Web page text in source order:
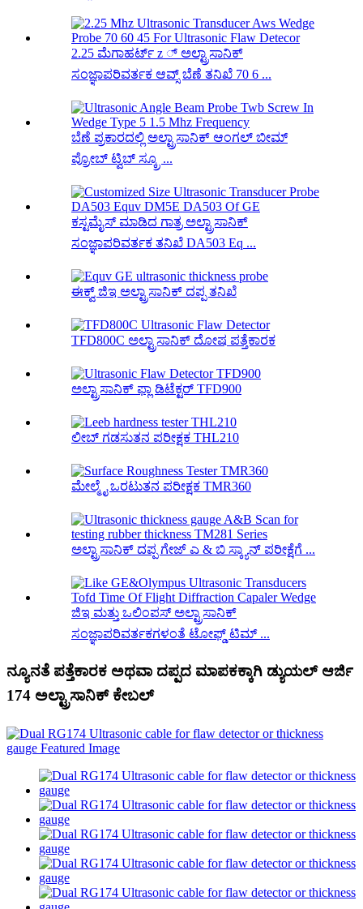
2.25 ಮೆಗಾಹರ್ಟ್ z ್ ಅಲ್ಟ್ರಾಸಾನಿಕ್
ಸಂಜ್ಞಾಪರಿವರ್ತಕ ಆವ್ಸ್ ಬೆಣೆ ತನಿಖೆ 70 6 ...
ಬೆಣೆ ಪ್ರಕಾರದಲ್ಲಿ ಅಲ್ಟ್ರಾಸಾನಿಕ್ ಆಂಗಲ್ ಬೀಮ್
ಪ್ರೋಬ್ ಟ್ವಿಬ್ ಸ್ಕ್ರೂ ...
ಕಸ್ಟಮೈಸ್ ಮಾಡಿದ ಗಾತ್ರ ಅಲ್ಟ್ರಾಸಾನಿಕ್
ಸಂಜ್ಞಾಪರಿವರ್ತಕ ತನಿಖೆ DA503 Eq ...
ಈಕ್ವ್ ಜಿಇ ಅಲ್ಟ್ರಾಸಾನಿಕ್ ದಪ್ಪ ತನಿಖೆ
TFD800C ಅಲ್ಟ್ರಾಸಾನಿಕ್ ದೋಷ ಪತ್ತೆಕಾರಕ
ಅಲ್ಟ್ರಾಸಾನಿಕ್ ಫ್ಲಾ ಡಿಟೆಕ್ಟರ್ TFD900
ಲೀಬ್ ಗಡಸುತನ ಪರೀಕ್ಷಕ THL210
ಮೇಲ್ಮೈ ಒರಟುತನ ಪರೀಕ್ಷಕ TMR360
ಅಲ್ಟ್ರಾಸಾನಿಕ್ ದಪ್ಪ ಗೇಜ್ ಎ & ಬಿ ಸ್ಕ್ಯಾನ್ ಪರೀಕ್ಷೆಗೆ ...
ಜಿಇ ಮತ್ತು ಒಲಿಂಪಸ್ ಅಲ್ಟ್ರಾಸಾನಿಕ್
ಸಂಜ್ಞಾಪರಿವರ್ತಕಗಳಂತೆ ಟೋಫ್ಡ್ ಟಿಮ್ ...
ನ್ಯೂನತೆ ಪತ್ತೆಕಾರಕ ಅಥವಾ ದಪ್ಪದ ಮಾಪಕಕ್ಕಾಗಿ ಡ್ಯುಯಲ್ ಆರ್ಜಿ
174 ಅಲ್ಟ್ರಾಸಾನಿಕ್ ಕೇಬಲ್